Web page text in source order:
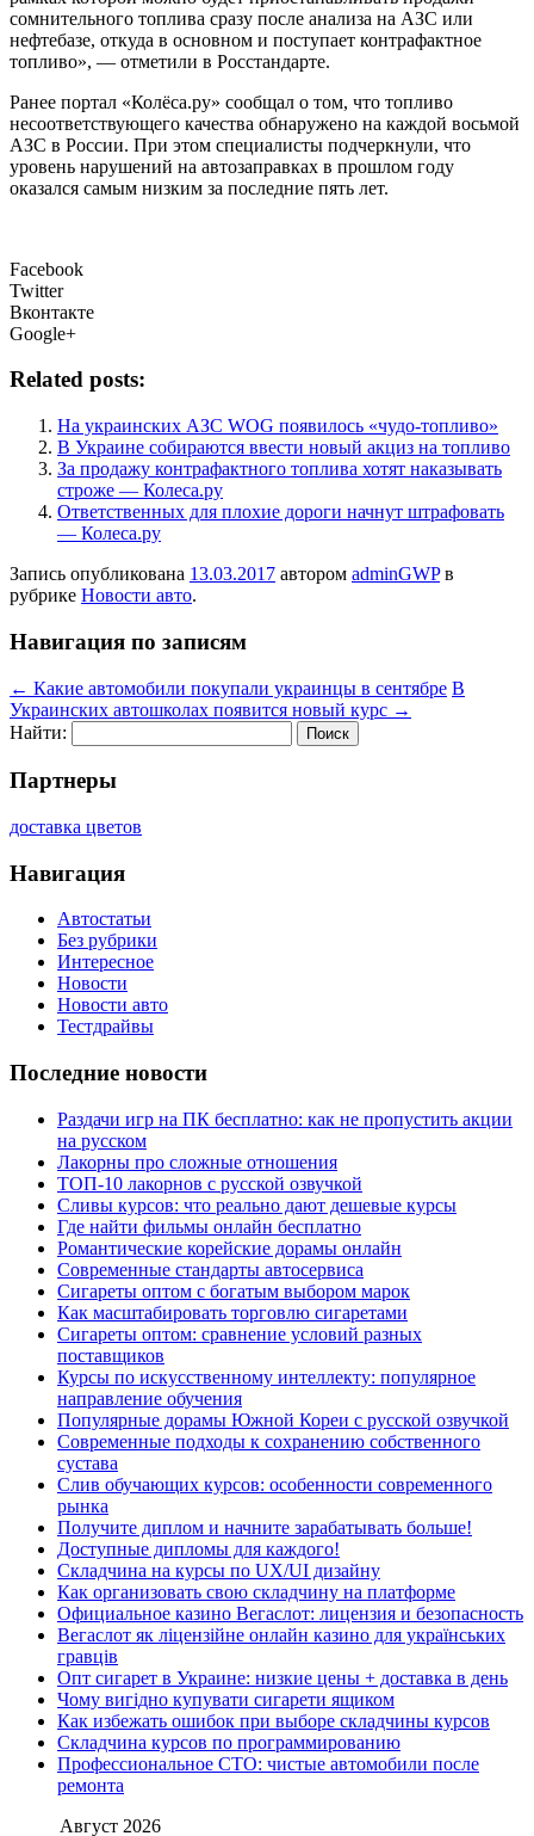
сомнительного топлива сразу после анализа на АЗС или
нефтебазе, откуда в основном и поступает контрафактное
топливо», — отметили в Росстандарте.
Ранее портал «Колёса.ру» сообщал о том, что топливо
несоответствующего качества обнаружено на каждой восьмой
АЗС в России. При этом специалисты подчеркнули, что
уровень нарушений на автозаправках в прошлом году
оказался самым низким за последние пять лет.
Facebook
Twitter
Вконтакте
Google+
Related posts:
На украинских АЗС WOG появилось «чудо-топливо»
В Украине собираются ввести новый акциз на топливо
За продажу контрафактного топлива хотят наказывать
строже — Колеса.ру
Ответственных для плохие дороги начнут штрафовать
— Колеса.ру
Запись опубликована 13.03.2017 автором adminGWPв
рубрике Новости авто.
Навигация по записям
← Какие автомобили покупали украинцы в сентябре В
Украинских автошколах появится новый курс →
Найти:
Партнеры
доставка цветов
Навигация
Автостатьи
Без рубрики
Интересное
Новости
Новости авто
Тестдрайвы
Последние новости
Раздачи игр на ПК бесплатно: как не пропустить акции
на русском
Лакорны про сложные отношения
ТОП-10 лакорнов с русской озвучкой
Сливы курсов: что реально дают дешевые курсы
Где найти фильмы онлайн бесплатно
Романтические корейские дорамы онлайн
Современные стандарты автосервиса
Сигареты оптом с богатым выбором марок
Как масштабировать торговлю сигаретами
Сигареты оптом: сравнение условий разных
поставщиков
Курсы по искусственному интеллекту: популярное
направление обучения
Популярные дорамы Южной Кореи с русской озвучкой
Современные подходы к сохранению собственного
сустава
Слив обучающих курсов: особенности современного
рынка
Получите диплом и начните зарабатывать больше!
Доступные дипломы для каждого!
Складчина на курсы по UX/UI дизайну
Как организовать свою складчину на платформе
Официальное казино Вегаслот: лицензия и безопасность
Вегаслот як ліцензійне онлайн казино для українських
гравців
Опт сигарет в Украине: низкие цены + доставка в день
Чому вигідно купувати сигарети ящиком
Как избежать ошибок при выборе складчины курсов
Складчина курсов по программированию
Профессиональное СТО: чистые автомобили после
ремонта
Август 2026